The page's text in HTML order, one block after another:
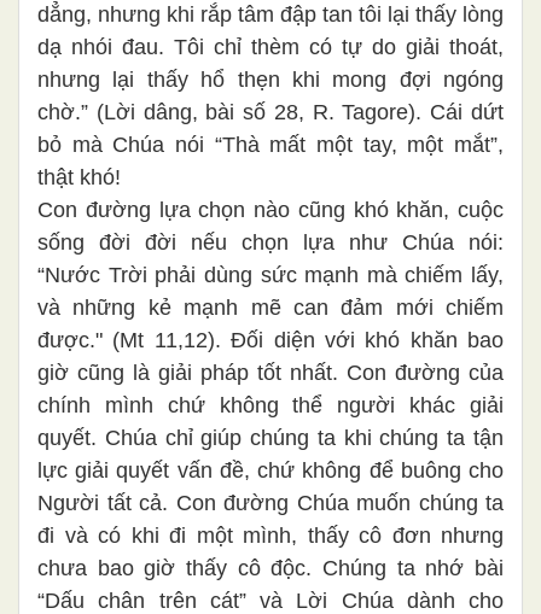
dẳng, nhưng khi rắp tâm đập tan tôi lại thấy lòng
dạ nhói đau. Tôi chỉ thèm có tự do giải thoát,
nhưng lại thấy hổ thẹn khi mong đợi ngóng
chờ.” (Lời dâng, bài số 28, R. Tagore). Cái dứt
bỏ mà Chúa nói “Thà mất một tay, một mắt”,
thật khó!
Con đường lựa chọn nào cũng khó khăn, cuộc
sống đời đời nếu chọn lựa như Chúa nói:
“Nước Trời phải dùng sức mạnh mà chiếm lấy,
và những kẻ mạnh mẽ can đảm mới chiếm
được." (Mt 11,12). Đối diện với khó khăn bao
giờ cũng là giải pháp tốt nhất. Con đường của
chính mình chứ không thể người khác giải
quyết. Chúa chỉ giúp chúng ta khi chúng ta tận
lực giải quyết vấn đề, chứ không để buông cho
Người tất cả. Con đường Chúa muốn chúng ta
đi và có khi đi một mình, thấy cô đơn nhưng
chưa bao giờ thấy cô độc. Chúng ta nhớ bài
“Dấu chân trên cát” và Lời Chúa dành cho